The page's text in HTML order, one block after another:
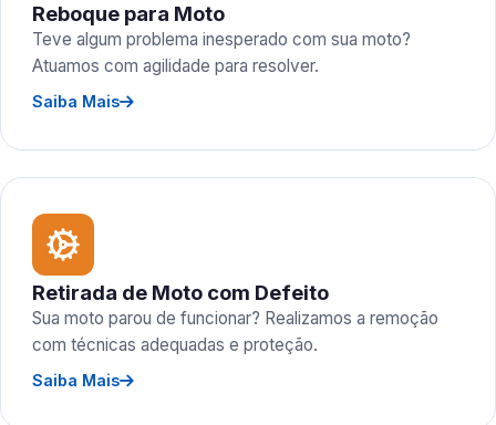
Reboque para Moto
Teve algum problema inesperado com sua moto?
Atuamos com agilidade para resolver.
Saiba Mais
Retirada de Moto com Defeito
Sua moto parou de funcionar? Realizamos a remoção
com técnicas adequadas e proteção.
Saiba Mais